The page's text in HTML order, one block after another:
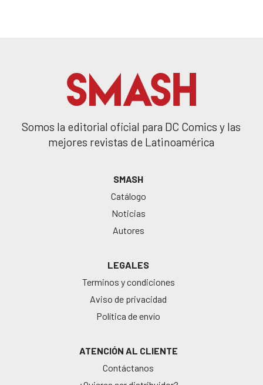
Somos la editorial oficial para DC Comics y las
mejores revistas de Latinoamérica
SMASH
Catálogo
Noticias
Autores
LEGALES
Terminos y condiciones
Aviso de privacidad
Política de envío
ATENCIÓN AL CLIENTE
Contáctanos